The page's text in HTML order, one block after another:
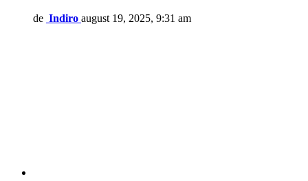
de Indiro august 19, 2025, 9:31 am